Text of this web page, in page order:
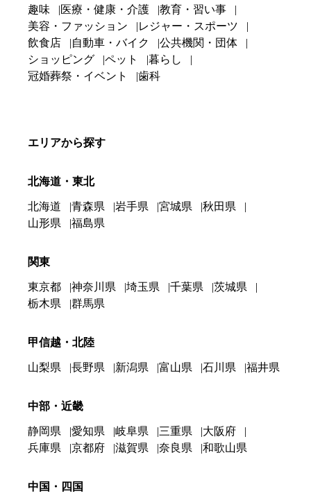
趣味
医療・健康・介護
教育・習い事
美容・ファッション
レジャー・スポーツ
飲食店
自動車・バイク
公共機関・団体
ショッピング
ペット
暮らし
冠婚葬祭・イベント
歯科
エリアから探す
北海道・東北
北海道 青森県 岩手県 宮城県
秋田県
山形県
福島県
関東
東京都 神奈川県 埼玉県 千葉県
茨城県
栃木県
群馬県
甲信越・北陸
山梨県 長野県 新潟県 富山県 石川県 福井県
中部・近畿
静岡県 愛知県 岐阜県 三重県
大阪府
兵庫県
京都府 滋賀県 奈良県 和歌山県
中国・四国